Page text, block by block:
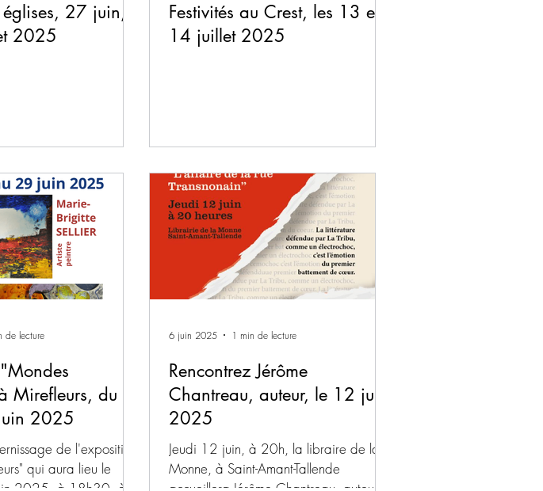
27 juin,
2025
Festivités au Crest, les 13 et
14 juillet 2025
Mirefleurs, du
2025
de l'exposition
qui aura lieu le
de lecture
Rencontrez Jérôme
Chantreau, auteur, le 12 juin
2025
Jeudi 12 juin, à 20h, la libraire de la
Monne, à Saint-Amant-Tallende
6 juin 2025 1 min de lecture